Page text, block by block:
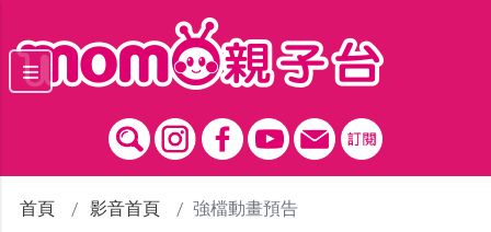
首頁 影音首頁 強檔動畫預告